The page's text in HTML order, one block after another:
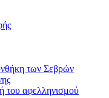
των Σεβρών
του αφελληνισμού